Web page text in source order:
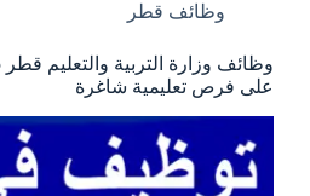
وظائف قطر
على فرص تعليمية شاغرة